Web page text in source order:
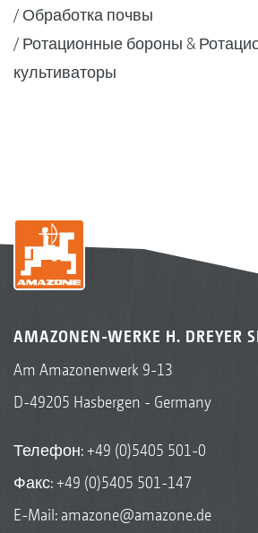
Обработка почвы
Ротационные бороны &
культиваторы
AMAZONEN-WERKE H. DREYER
Am Amazonenwerk 9-13
D-49205 Hasbergen - Germany
Телефон:+49 (0)5405 501-0
Факс: +49 (0)5405 501-147
E-Mail: amazone@amazone.de